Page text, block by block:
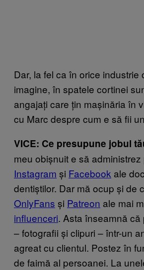
Dar, la fel ca în orice industrie
imagine, în spatele cortinei
angajați care țin mașinăria în
cu Marc despre cum e să fii
VICE: Ce presupune jobul
meu obișnuit e să
Instagram și Facebook ale
dentiștilor. Dar mă ocup și de
OnlyFans și Patreon ale mai
influenceri. Asta înseamnă
– fotografii și clipuri – într-un
agreat cu clientul. Postez în
de faimă al persoanei. La